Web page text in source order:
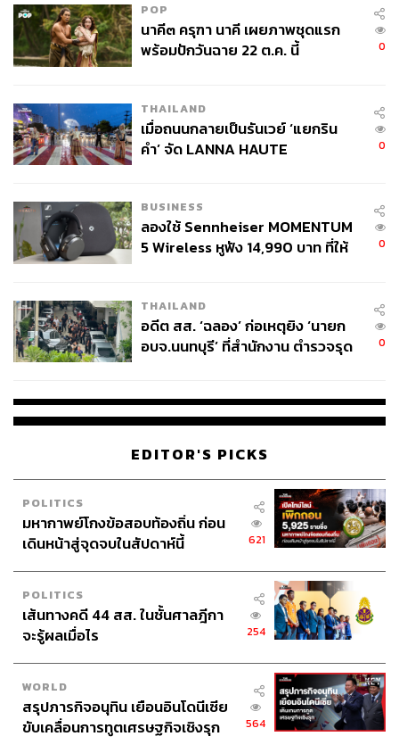
POP
นาคี๓ ครุฑา นาคี เผยภาพชุดแรก
พร้อมปักวันฉาย 22 ต.ค. นี้
0
THAILAND
เมื่อถนนกลายเป็นรันเวย์ ‘แยกริน
คำ’ จัด LANNA HAUTE
0
BUSINESS
ลองใช้ Sennheiser MOMENTUM
5 Wireless หูฟัง 14,990 บาท ที่ให้
0
THAILAND
อดีต สส. ‘ฉลอง’ ก่อเหตุยิง ‘นายก
อบจ.นนทบุรี’ ที่สำนักงาน ตำรวจรุด
0
EDITOR'S PICKS
POLITICS
มหากาพย์โกงข้อสอบท้องถิ่น ก่อน
เดินหน้าสู่จุดจบในสัปดาห์นี้
621
POLITICS
เส้นทางคดี 44 สส. ในชั้นศาลฎีกา
จะรู้ผลเมื่อไร
254
WORLD
สรุปภารกิจอนุทิน เยือนอินโดนีเซีย
ขับเคลื่อนการทูตเศรษฐกิจเชิงรุก
564